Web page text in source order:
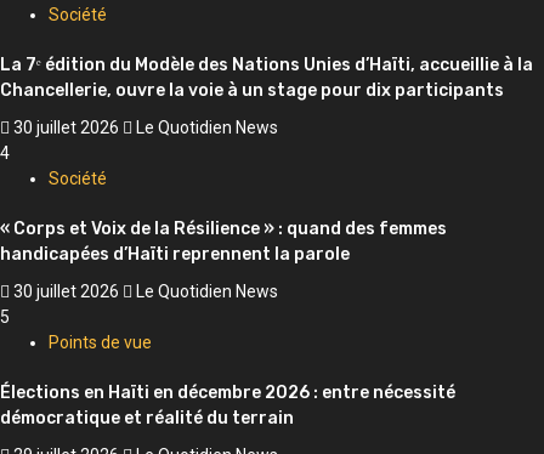
Société
La 7ᵉ édition du Modèle des Nations Unies d’Haïti, accueillie à la
Chancellerie, ouvre la voie à un stage pour dix participants
30 juillet 2026
Le Quotidien News
4
Société
« Corps et Voix de la Résilience » : quand des femmes
handicapées d’Haïti reprennent la parole
30 juillet 2026
Le Quotidien News
5
Points de vue
Élections en Haïti en décembre 2026 : entre nécessité
démocratique et réalité du terrain